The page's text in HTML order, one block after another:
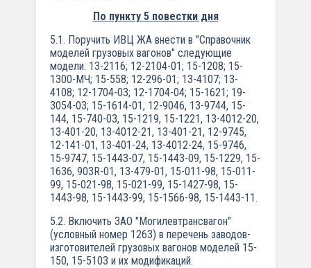
По пункту 5 повестки дня
5.1. Поручить ИВЦ ЖА внести в "Справочник
моделей грузовых вагонов" следующие
модели: 13-2116; 12-2104-01; 15-1208; 15-
1300-МЧ; 15-558; 12-296-01; 13-4107; 13-
4108; 12-1704-03; 12-1704-04; 15-1621; 19-
3054-03; 15-1614-01, 12-9046, 13-9744, 15-
144, 15-740-03, 15-1219, 15-1221, 13-4012-20,
13-401-20, 13-4012-21, 13-401-21, 12-9745,
12-141-01, 13-401-24, 13-4012-24, 15-9746,
15-9747, 15-1443-07, 15-1443-09, 15-1229, 15-
1636, 903R-01, 13-479-01, 15-011-98, 15-011-
99, 15-021-98, 15-021-99, 15-1427-98, 15-
1443-98, 15-1443-99, 15-1566-98, 15-1443-11.
5.2. Включить ЗАО "Могилевтрансвагон"
(условный номер 1263) в перечень заводов-
изготовителей грузовых вагонов моделей 15-
150, 15-5103 и их модификаций.